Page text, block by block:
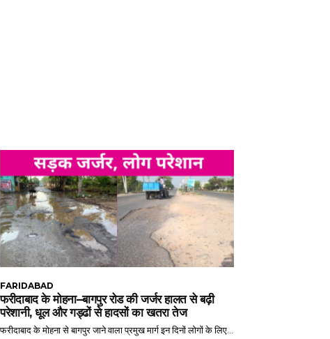
FARIDABAD
फरीदाबाद के मोहना–बागपुर रोड की जर्जर हालत से बढ़ी
परेशानी, धूल और गड्ढों से हादसों का खतरा तेज
फरीदाबाद के मोहना से बागपुर जाने वाला प्रमुख मार्ग इन दिनों लोगों के लिए...